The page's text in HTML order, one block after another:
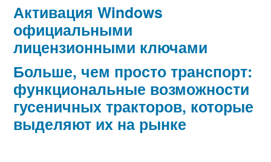
Активация Windows
официальными
лицензионными ключами
Больше, чем просто транспорт:
функциональные возможности
гусеничных тракторов, которые
выделяют их на рынке